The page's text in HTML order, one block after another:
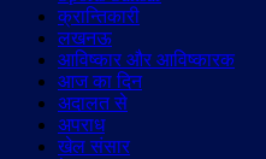
क्रान्तिकारी
लखनऊ
आविष्कार और आविष्कारक
आज का दिन
अदालत से
अपराध
खेल संसार